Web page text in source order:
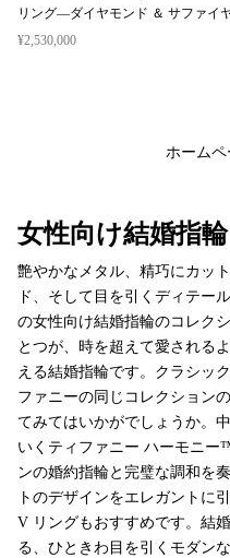
リング—ダイヤモンド ＆ サファイ
¥2,530,000
ホームペ
女性向け結婚指輪
艶やかなメタル、精巧にカッ
ド、そして目を引くディテー
の女性向け結婚指輪のコレク
とつが、時を超えて愛される
える結婚指輪です。クラシッ
ファニーの同じコレクション
てみてはいかがでしょうか。
いくティファニー ハーモニー
ンの婚約指輪と完璧な調和を
トのデザインをエレガントに
V リングもおすすめです。結
る、ひときわ目を引くモダン